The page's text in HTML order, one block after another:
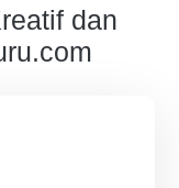
dan